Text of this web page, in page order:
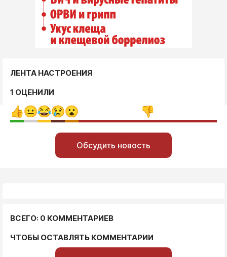
ЛЕНТА НАСТРОЕНИЯ
1 ОЦЕНИЛИ
Обсудить новость
ВСЕГО: 0 КОММЕНТАРИЕВ
ЧТОБЫ ОСТАВЛЯТЬ КОММЕНТАРИИ